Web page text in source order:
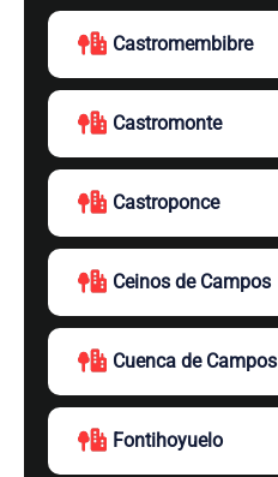
Castromembibre
Castromonte
Castroponce
Ceinos de Campos
Cuenca de Campos
Fontihoyuelo